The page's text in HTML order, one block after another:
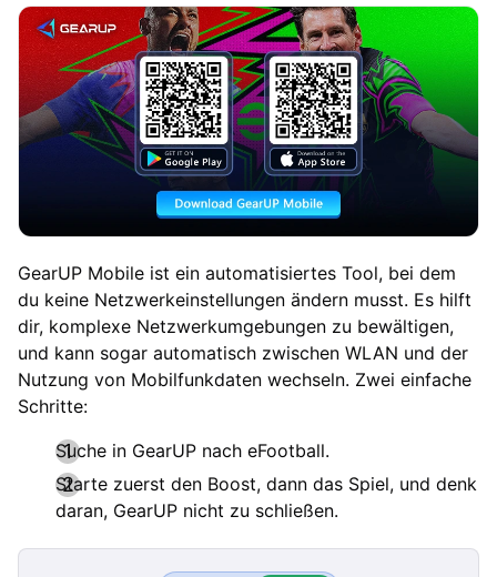
GearUP Mobile ist ein automatisiertes Tool, bei dem
du keine Netzwerkeinstellungen ändern musst. Es hilft
dir, komplexe Netzwerkumgebungen zu bewältigen,
und kann sogar automatisch zwischen WLAN und der
Nutzung von Mobilfunkdaten wechseln. Zwei einfache
Schritte:
Suche in GearUP nach eFootball.
Starte zuerst den Boost, dann das Spiel, und denk
daran, GearUP nicht zu schließen.